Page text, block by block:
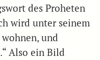
des Proheten
wird unter seinem
und
Also ein Bild